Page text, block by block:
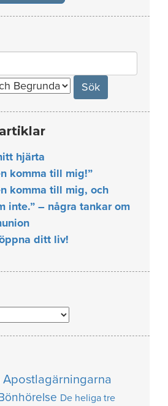
hjärta
komma till mig!”
komma till mig, och
inte.” – några tankar om
ditt liv!
Apostlagärningarna
De heliga tre